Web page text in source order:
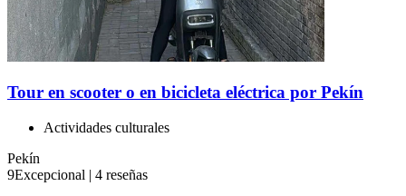
Tour en scooter o en bicicleta eléctrica por Pekín
Actividades culturales
Pekín
9Excepcional | 4 reseñas